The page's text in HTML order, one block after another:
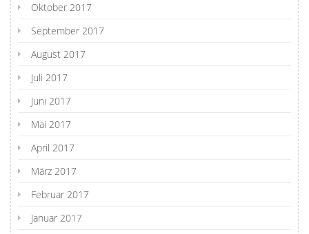
Oktober 2017
September 2017
August 2017
Juli 2017
Juni 2017
Mai 2017
April 2017
März 2017
Februar 2017
Januar 2017